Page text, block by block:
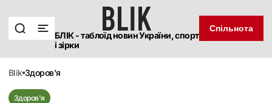
БЛІК - таблоїд новин України, спорт
і зірки
Спільнота
blik здоров'я
Здоров'я